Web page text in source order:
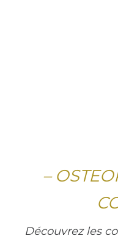
–
Découvrez les